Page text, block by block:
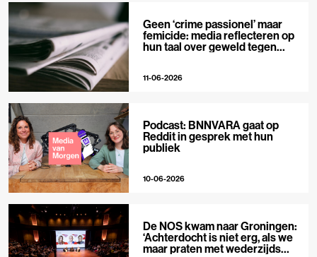
Geen ‘crime passionel’ maar
femicide: media reflecteren op
hun taal over geweld tegen
11-06-2026
Podcast: BNNVARA gaat op
Reddit in gesprek met hun
publiek
10-06-2026
De NOS kwam naar Groningen:
‘Achterdocht is niet erg, als we
maar praten met wederzijds